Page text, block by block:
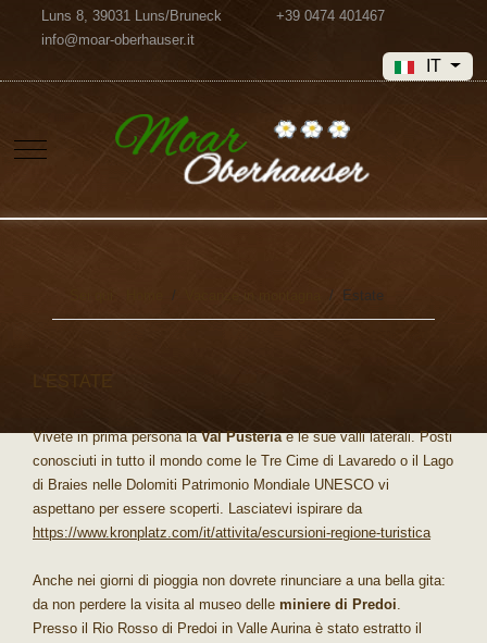
Luns 8, 39031 Luns/Bruneck
+39 0474 401467
info@moar-oberhauser.it
Seleziona la tua
IT
Mobile Menu Toggle
Estate
Vivete in prima persona laVal Pusteriae le sue valli laterali. Posti
conosciuti in tutto il mondo come le Tre Cime di Lavaredo o il Lago
di Braies nelle Dolomiti Patrimonio Mondiale UNESCO vi
aspettano per essere scoperti. Lasciatevi ispirare da
https://www.kronplatz.com/it/attivita/escursioni-regione-turistica
Anche nei giorni di pioggia non dovrete rinunciare a una bella gita:
da non perdere la visita al museo delle miniere di Predoi.
Presso il Rio Rosso di Predoi in Valle Aurina è stato estratto il